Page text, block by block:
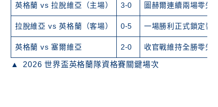
英格蘭 vs 拉脫維亞（主場） 3-0 圖赫爾連續兩場零失
拉脫維亞 vs 英格蘭（客場） 0-5 一場勝利正式鎖定晉
英格蘭 vs 塞爾維亞 2-0 收官戰維持全勝零失
2026 世界盃英格蘭隊資格賽關鍵場次